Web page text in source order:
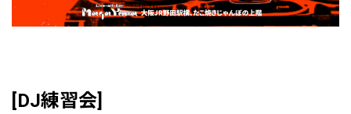
[DJ練習会]